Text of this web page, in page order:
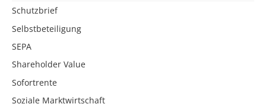
Schutzbrief
Selbstbeteiligung
SEPA
Shareholder Value
Sofortrente
Soziale Marktwirtschaft